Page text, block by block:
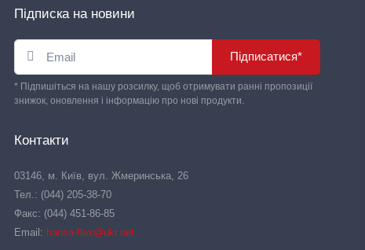
Підписка на новини
Підписатися*
* Підпишіться на нашу розсилку, щоб отримувати ранні пропозиції
знижок, оновлення і інформацію про нові продукти.
Контакти
03146, м. Київ, вул. Жмеринська, 26
Тел.: (044) 205-38-70
Факс: (044) 451-86-85
Email: hansa-flex@ukr.net